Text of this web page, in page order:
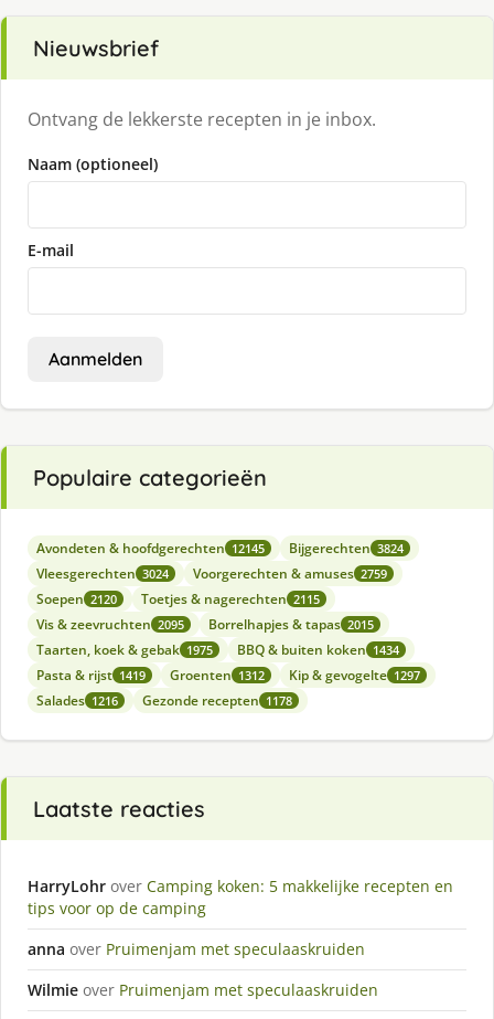
Nieuwsbrief
Ontvang de lekkerste recepten in je inbox.
Naam (optioneel)
E-mail
Aanmelden
Populaire categorieën
Avondeten & hoofdgerechten 12145 Bijgerechten 3824
Vleesgerechten 3024 Voorgerechten & amuses 2759
Soepen 2120 Toetjes & nagerechten 2115
Vis & zeevruchten 2095 Borrelhapjes & tapas 2015
Taarten, koek & gebak 1975 BBQ & buiten koken 1434
Pasta & rijst 1419 Groenten 1312 Kip & gevogelte 1297
Salades 1216 Gezonde recepten 1178
Laatste reacties
HarryLohr over Camping koken: 5 makkelijke recepten en
tips voor op de camping
anna over Pruimenjam met speculaaskruiden
Wilmie over Pruimenjam met speculaaskruiden